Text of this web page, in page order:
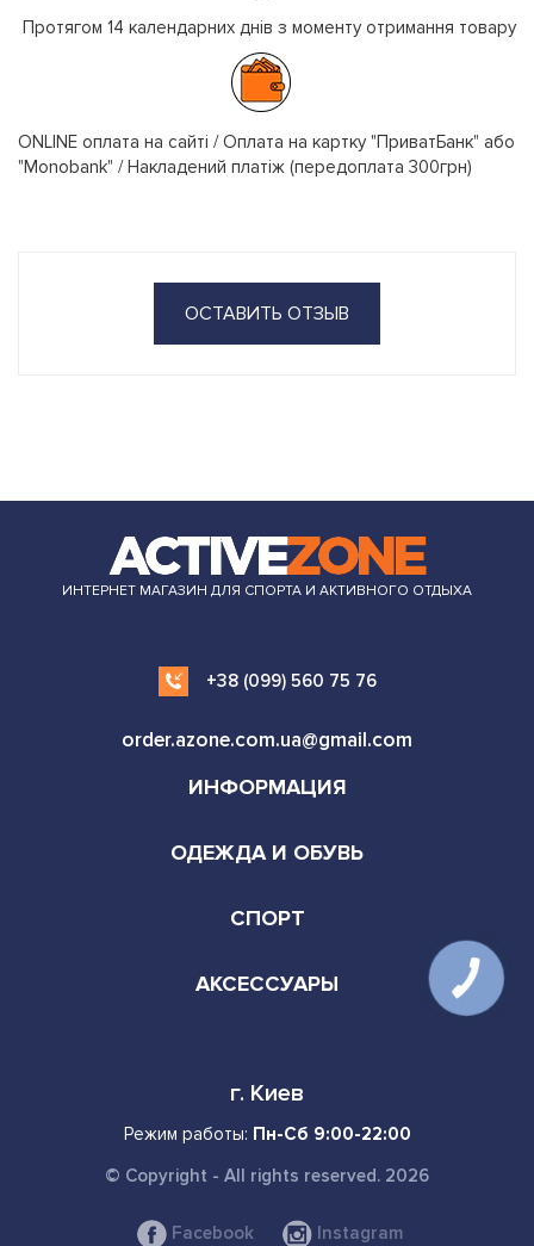
Протягом 14 календарних днів з моменту отримання товару
ONLINE оплата на сайті / Оплата на картку "ПриватБанк" або
"Monobank" / Накладений платіж (передоплата 300грн)
ОСТАВИТЬ ОТЗЫВ
ИНТЕРНЕТ МАГАЗИН ДЛЯ СПОРТА И АКТИВНОГО ОТДЫХА
+38 (099) 560 75 76
order.azone.com.ua@gmail.com
ИНФОРМАЦИЯ
ОДЕЖДА И ОБУВЬ
СПОРТ
АКСЕССУАРЫ
г. Киев
Режим работы: Пн-Сб 9:00-22:00
© Copyright - All rights reserved. 2026
Facebook Instagram